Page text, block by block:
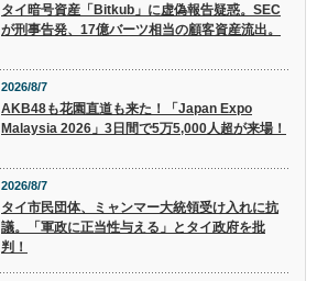
タイ暗号資産「Bitkub」に虚偽報告疑惑。SEC
が刑事告発、17億バーツ相当の顧客資産流出。
2026/8/7
AKB48も花園直道も来た！「Japan Expo
Malaysia 2026」3日間で5万5,000人超が来場！
2026/8/7
タイ市民団体、ミャンマー大統領受け入れに抗
議。「軍政に正当性与える」とタイ政府を批
判！